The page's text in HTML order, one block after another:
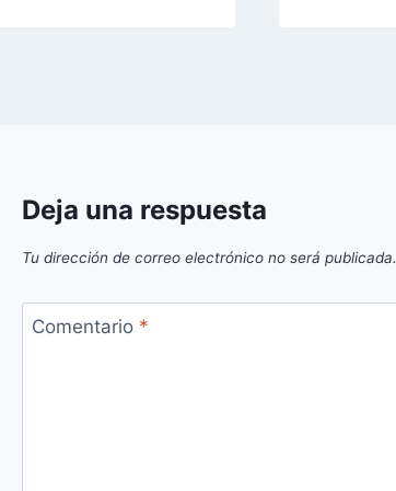
Deja una respuesta
Tu dirección de correo electrónico no será publicada.
Comentario *